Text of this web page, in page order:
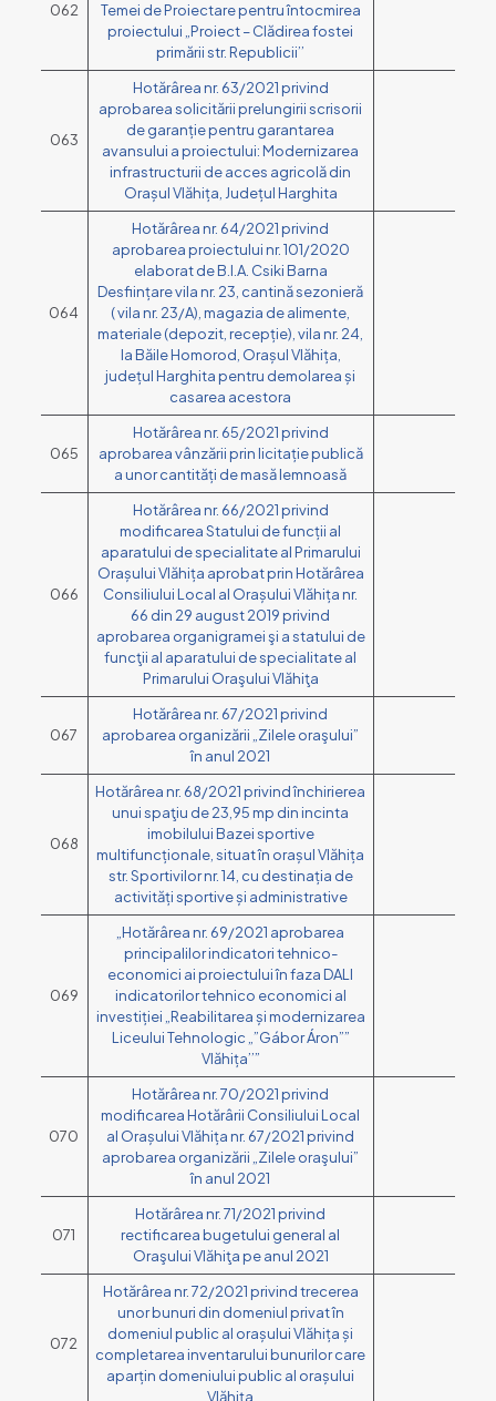
062
Temei de Proiectare pentru întocmirea
proiectului „Proiect – Clădirea fostei
primării str. Republicii’’
063
Hotărârea nr. 63/2021 privind
aprobarea solicitării prelungirii scrisorii
de garanție pentru garantarea
avansului a proiectului: Modernizarea
infrastructurii de acces agricolă din
Orașul Vlăhița, Județul Harghita
064
Hotărârea nr. 64/2021 privind
aprobarea proiectului nr. 101/2020
elaborat de B.I.A. Csiki Barna
Desființare vila nr. 23, cantină sezonieră
( vila nr. 23/A), magazia de alimente,
materiale (depozit, recepție), vila nr. 24,
la Băile Homorod, Orașul Vlăhița,
județul Harghita pentru demolarea și
casarea acestora
065
Hotărârea nr. 65/2021 privind
aprobarea vânzării prin licitație publică
a unor cantități de masă lemnoasă
066
Hotărârea nr. 66/2021 privind
modificarea Statului de funcții al
aparatului de specialitate al Primarului
Orașului Vlăhița aprobat prin Hotărârea
Consiliului Local al Orașului Vlăhița nr.
66 din 29 august 2019 privind
aprobarea organigramei şi a statului de
funcţii al aparatului de specialitate al
Primarului Oraşului Vlăhiţa
067
Hotărârea nr. 67/2021 privind
aprobarea organizării „Zilele oraşului”
în anul 2021
068
Hotărârea nr. 68/2021 privind închirierea
unui spaţiu de 23,95 mp din incinta
imobilului Bazei sportive
multifuncționale, situat în orașul Vlăhița
str. Sportivilor nr. 14, cu destinația de
activități sportive și administrative
069
„Hotărârea nr. 69/2021 aprobarea
principalilor indicatori tehnico-
economici ai proiectului în faza DALI
indicatorilor tehnico economici al
investiției „Reabilitarea și modernizarea
Liceului Tehnologic „”Gábor Áron””
Vlăhița’’”
070
Hotărârea nr. 70/2021 privind
modificarea Hotărârii Consiliului Local
al Orașului Vlăhița nr. 67/2021 privind
aprobarea organizării „Zilele oraşului”
în anul 2021
071
Hotărârea nr. 71/2021 privind
rectificarea bugetului general al
Oraşului Vlăhiţa pe anul 2021
072
Hotărârea nr. 72/2021 privind trecerea
unor bunuri din domeniul privat în
domeniul public al orașului Vlăhița și
completarea inventarului bunurilor care
aparțin domeniului public al orașului
Vlăhița